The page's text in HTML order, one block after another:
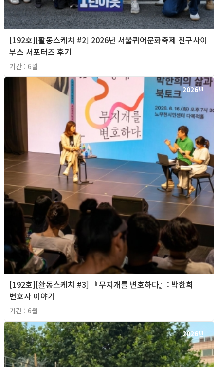
[192호][활동스케치 #2] 2026년 서울퀴어문화축제 친구사이
부스 서포터즈 후기
기간 : 6월
2026년
[192호][활동스케치 #3] 『무지개를 변호하다』: 박한희
변호사 이야기
기간 : 6월
2026년